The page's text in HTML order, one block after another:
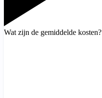
Wat zijn de gemiddelde kosten?